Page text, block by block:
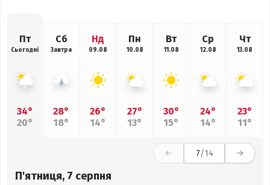
Пт
Сьогодні
34°
20°
Сб
Завтра
28°
18°
Нд
09.08
26°
14°
Пн
10.08
27°
13°
Вт
11.08
30°
15°
Ср
12.08
24°
14°
Чт
13.08
23°
11°
7/14
П'ятниця, 7 серпня